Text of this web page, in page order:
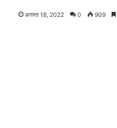
अगस्त 18, 2022 0 909